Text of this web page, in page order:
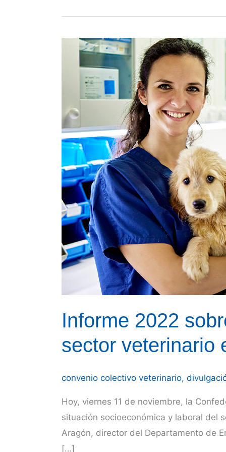
Informe 2022
sector veterinario
convenio colectivo veterinario,
Hoy, viernes 11 de noviembre, la
situación socioeconómica y laboral del
Aragón, director del Departamento de
[…]